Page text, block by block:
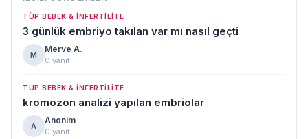
TÜP BEBEK & İNFERTILITE
3 günlük embriyo takılan var mı nasıl geçti
M
Merve A.
0 yanıt
TÜP BEBEK & İNFERTILITE
kromozon analizi yapılan embriolar
A
Anonim
0 yanıt